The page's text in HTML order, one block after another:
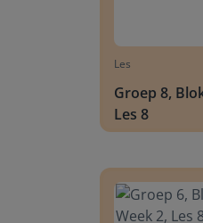
Les
Groep 8,
Les 8